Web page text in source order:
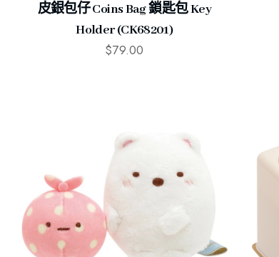
皮銀包仔 Coins Bag 鎖匙包 Key
Holder (CK68201)
$79.00